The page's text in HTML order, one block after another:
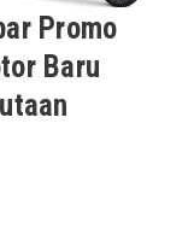
Promo
Baru